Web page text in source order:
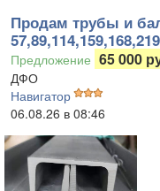
Продам трубы и
Предложение 65 000
ДФО
Навигатор
06.08.26 в 08:46